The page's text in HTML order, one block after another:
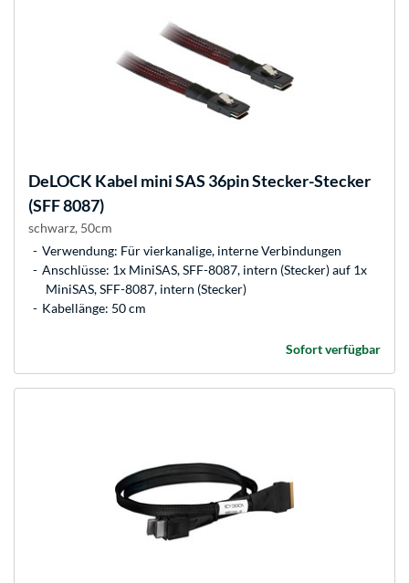
DeLOCK Kabel mini SAS 36pin Stecker-Stecker
(SFF 8087)
schwarz, 50cm
Verwendung: Für vierkanalige, interne Verbindungen
Anschlüsse: 1x MiniSAS, SFF-8087, intern (Stecker) auf 1x
MiniSAS, SFF-8087, intern (Stecker)
Kabellänge: 50 cm
Sofort verfügbar